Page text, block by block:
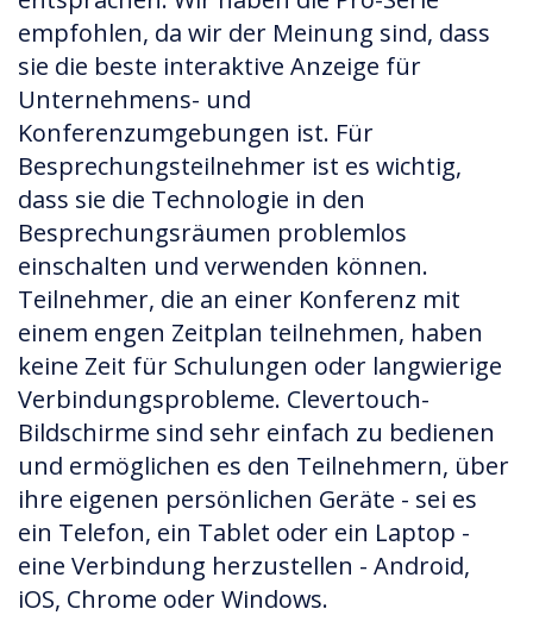
empfohlen, da wir der Meinung sind, dass
sie die beste interaktive Anzeige für
Unternehmens- und
Konferenzumgebungen ist. Für
Besprechungsteilnehmer ist es wichtig,
dass sie die Technologie in den
Besprechungsräumen problemlos
einschalten und verwenden können.
Teilnehmer, die an einer Konferenz mit
einem engen Zeitplan teilnehmen, haben
keine Zeit für Schulungen oder langwierige
Verbindungsprobleme. Clevertouch-
Bildschirme sind sehr einfach zu bedienen
und ermöglichen es den Teilnehmern, über
ihre eigenen persönlichen Geräte - sei es
ein Telefon, ein Tablet oder ein Laptop -
eine Verbindung herzustellen - Android,
iOS, Chrome oder Windows.